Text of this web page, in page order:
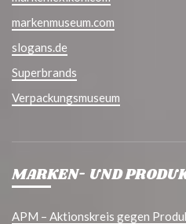
markenmuseum.com
slogans.de
Superbrands
Verpackungsmuseum
MARKEN- UND
APM – Aktionskreis gegen